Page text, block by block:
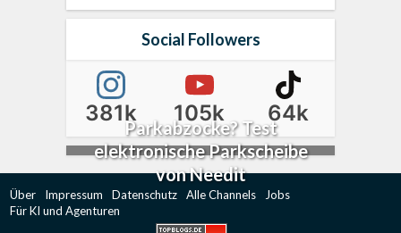
Social Followers
381k 105k 64k
Parkabzocke? Test
elektronische Parkscheibe
von Needit
Über Impressum Datenschutz Alle Channels
Jobs
Für KI und Agenturen